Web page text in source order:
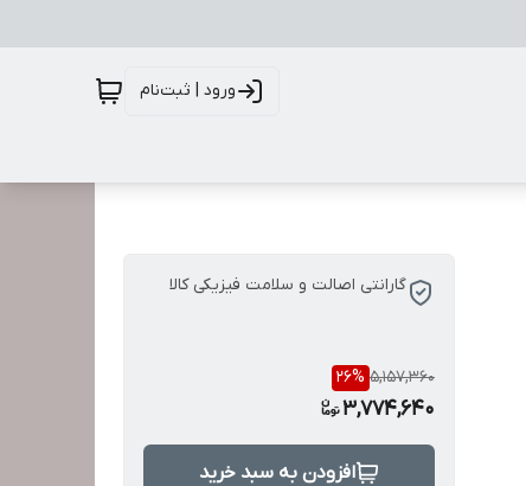
ورود | ثبت‌نام
گارانتی اصالت و سلامت فیزیکی کالا
5,157,360
26%
3,774,640
افزودن به سبد خرید